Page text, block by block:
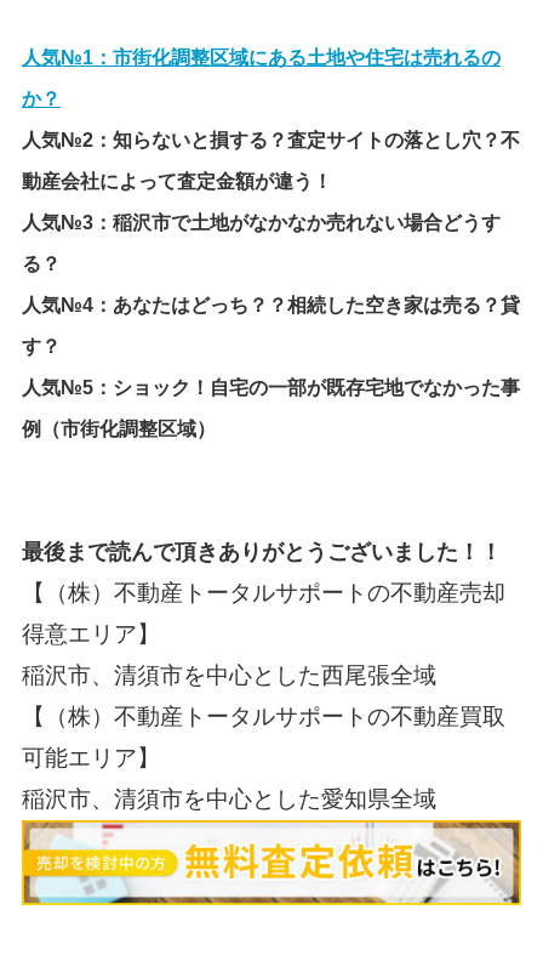
人気№1： 市街化調整区域にある土地や住宅は売れるの
か？
人気№2： 知らないと損する？査定サイトの落とし穴？不
動産会社によって査定金額が違う！
人気№3： 稲沢市で土地がなかなか売れない場合どうす
る？
人気№4： あなたはどっち？？相続した空き家は売る？貸
す？
人気№5： ショック！自宅の一部が既存宅地でなかった事
例（市街化調整区域）
最後まで読んで頂きありがとうございました！！
【（株）不動産トータルサポートの不動産売却
得意エリア】
稲沢市、清須市を中心とした西尾張全域
【（株）不動産トータルサポートの不動産買取
可能エリア】
稲沢市、清須市を中心とした愛知県全域